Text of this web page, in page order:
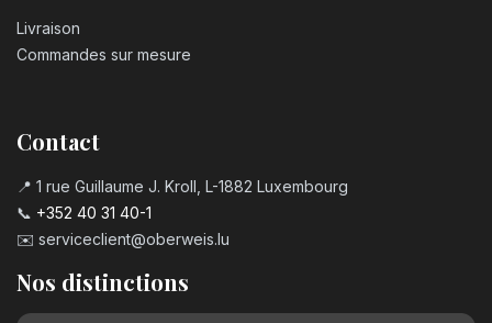
Livraison
Commandes sur mesure
Contact
📍 1 rue Guillaume J. Kroll, L-1882 Luxembourg
📞 +352 40 31 40-1
✉️ serviceclient@oberweis.lu
Nos distinctions